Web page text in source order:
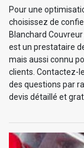
Pour une
choisissez de
Blanchard
est un prestataire
mais aussi connu
clients. Contactez-
des questions par
devis détaillé et